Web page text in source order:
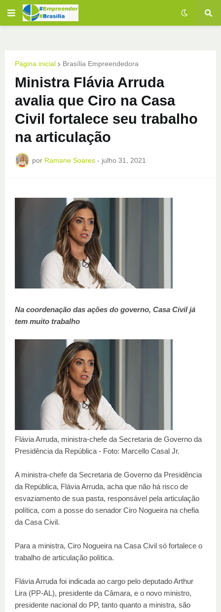
Página inicial Brasília Empreendedora
Ministra Flávia Arruda
avalia que Ciro na Casa
Civil fortalece seu trabalho
na articulação
por Ramane Soares - julho 31, 2021
Na coordenação das ações do governo, Casa Civil já
tem muito trabalho
Flávia Arruda, ministra-chefe da Secretaria de Governo da
Presidência da República - Foto: Marcello Casal Jr.
A ministra-chefe da Secretaria de Governo da Presidência
da República, Flávia Arruda, acha que não há risco de
esvaziamento de sua pasta, responsável pela articulação
política, com a posse do senador Ciro Nogueira na chefia
da Casa Civil.
Para a ministra, Ciro Nogueira na Casa Civil só fortalece o
trabalho de articulação política.
Flávia Arruda foi indicada ao cargo pelo deputado Arthur
Lira (PP-AL), presidente da Câmara, e o novo ministro,
presidente nacional do PP, tanto quanto a ministra, são